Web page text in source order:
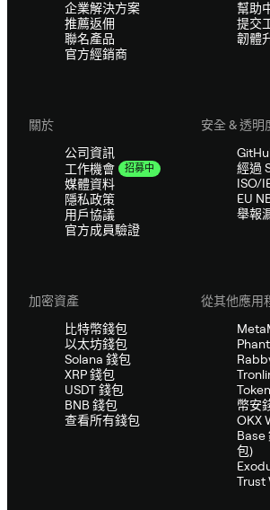
企業解決方案
推薦返佣
聯名產品
官方經銷商
幫助
提交
韌體
關於
公司資訊
工作機會
招募中
媒體資料
隱私政策
用戶協議
官方成員驗證
安全 & 透明
經過
ISO/
EU
舉報
加密資產
比特幣錢包
以太坊錢包
Solana 錢包
XRP 錢包
USDT 錢包
BNB 錢包
查看所有錢包
從其他應用
幣安
OKX
Base
包)
Trust